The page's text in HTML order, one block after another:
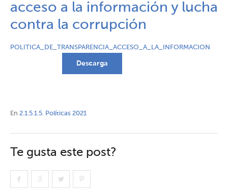
acceso a la información y lucha
contra la corrupción
POLITICA_DE_TRANSPARENCIA_ACCESO_A_LA_INFORMACION
Descarga
En 2.1.5.1.5. Políticas 2021
Te gusta este post?